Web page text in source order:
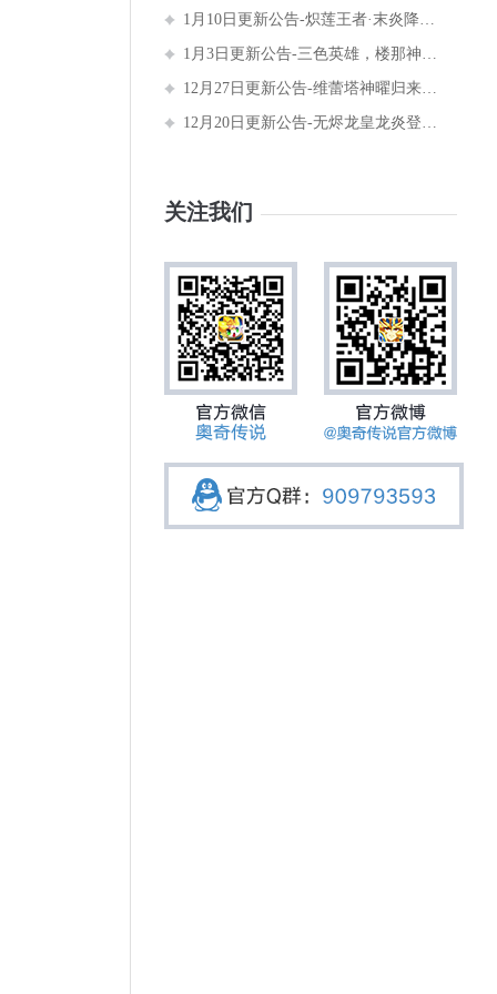
1月10日更新公告-炽莲王者·末炎降临！
1月3日更新公告-三色英雄，楼那神曜进化！
12月27日更新公告-维蕾塔神曜归来！2025年费即将降临！
关注我们